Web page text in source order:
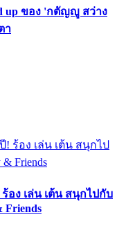
up ของ 'กตัญญู สว่าง
า
อง เล่น เต้น สนุกไปกับ
Friends